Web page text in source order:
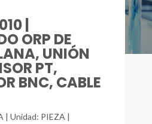
|
ORP DE
UNIÓN
PT,
BNC, CABLE
| Unidad: PIEZA |